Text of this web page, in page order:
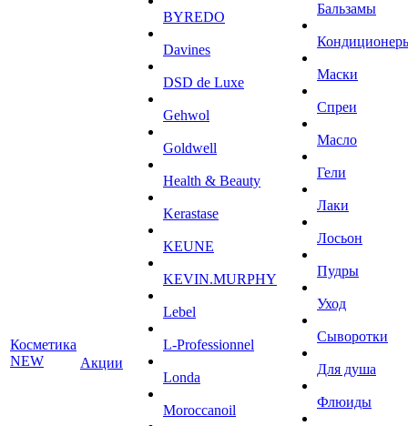
Косметика
NEW
Акции
BYREDO
Davines
DSD de Luxe
Gehwol
Goldwell
Health & Beauty
Kerastase
KEUNE
KEVIN.MURPHY
Lebel
L-Professionnel
Londa
Moroccanoil
Бальзамы
Маски
Спреи
Масло
Гели
Лаки
Лосьон
Пудры
Уход
Сыворотки
Для душа
Флюиды